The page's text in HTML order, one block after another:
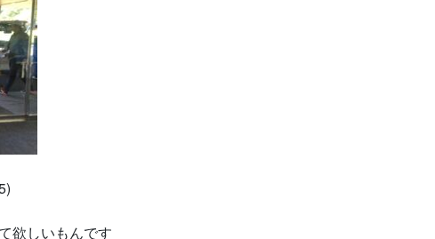
欲しいもんです